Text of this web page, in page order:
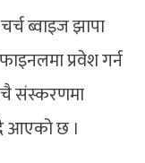
ब्वाइज झापा
प्रवेश गर्न
संस्करणमा
आएको छ ।